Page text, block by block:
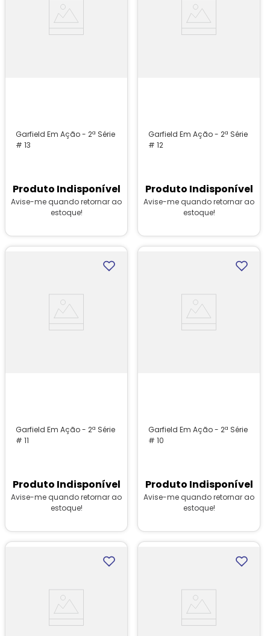
Garfield Em Ação - 2ª Série
# 13
Produto Indisponível
Avise-me quando retornar ao
estoque!
Garfield Em Ação - 2ª Série
# 12
Produto Indisponível
Avise-me quando retornar ao
estoque!
Garfield Em Ação - 2ª Série
# 11
Produto Indisponível
Avise-me quando retornar ao
estoque!
Garfield Em Ação - 2ª Série
# 10
Produto Indisponível
Avise-me quando retornar ao
estoque!